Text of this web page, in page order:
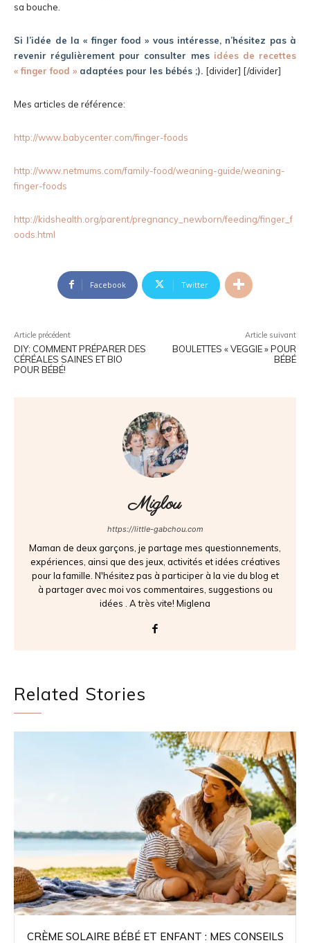
sa bouche.
Si l’idée de la « finger food » vous intéresse, n’hésitez pas à
revenir régulièrement pour consulter mes idées de recettes
« finger food » adaptées pour les bébés ;). [divider] [/divider]
Mes articles de référence:
http://www.babycenter.com/finger-foods
http://www.netmums.com/family-food/weaning-guide/weaning-
finger-foods
http://kidshealth.org/parent/pregnancy_newborn/feeding/finger_f
oods.html
Facebook Twitter
Article précédent
DIY: COMMENT PRÉPARER DES
CÉRÉALES SAINES ET BIO
POUR BÉBÉ!
Article suivant
BOULETTES « VEGGIE » POUR
BÉBÉ
Miglou
https://little-gabchou.com
Maman de deux garçons, je partage mes questionnements,
expériences, ainsi que des jeux, activités et idées créatives
pour la famille. N'hésitez pas à participer à la vie du blog et
à partager avec moi vos commentaires, suggestions ou
idées . A très vite! Miglena
Related Stories
CRÈME SOLAIRE BÉBÉ ET ENFANT : MES CONSEILS